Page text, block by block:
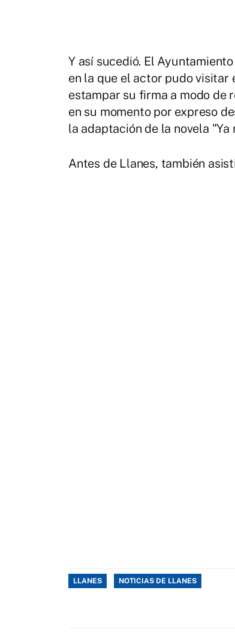
Y así sucedió. El
en la que el actor pudo visitar
estampar su firma a modo de
en su momento por expreso
la adaptación de la novela
Antes de Llanes, también
LLANES NOTICIAS DE LLANES